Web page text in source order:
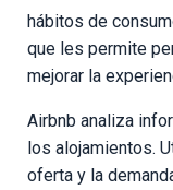
hábitos de
que les permite
mejorar la
Airbnb analiza
los alojamientos.
oferta y la